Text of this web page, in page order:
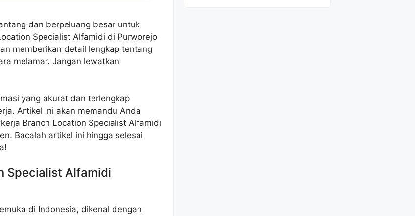
dan berpeluang besar untuk
Specialist Alfamidi di Purworejo
memberikan detail lengkap tentang
melamar. Jangan lewatkan
yang akurat dan terlengkap
Artikel ini akan memandu Anda
Branch Location Specialist Alfamidi
Bacalah artikel ini hingga selesai
Specialist Alfamidi
di Indonesia, dikenal dengan